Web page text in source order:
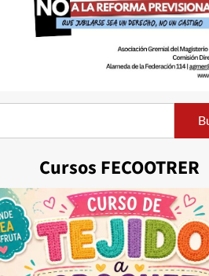
Cursos FECOOTRER